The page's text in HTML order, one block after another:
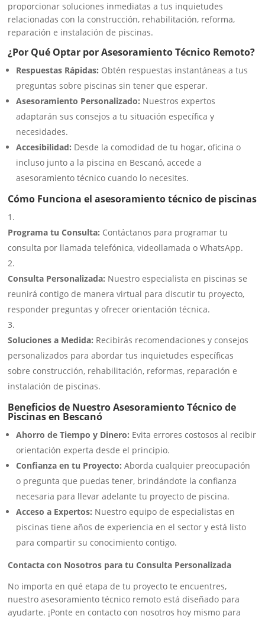
proporcionar soluciones inmediatas a tus inquietudes
relacionadas con la construcción, rehabilitación, reforma,
reparación e instalación de piscinas.
¿Por Qué Optar por Asesoramiento Técnico Remoto?
Respuestas Rápidas: Obtén respuestas instantáneas a tus
preguntas sobre piscinas sin tener que esperar.
Asesoramiento Personalizado: Nuestros expertos
adaptarán sus consejos a tu situación específica y
necesidades.
Accesibilidad: Desde la comodidad de tu hogar, oficina o
incluso junto a la piscina en Bescanó, accede a
asesoramiento técnico cuando lo necesites.
Cómo Funciona el asesoramiento técnico de piscinas
Programa tu Consulta: Contáctanos para programar tu
consulta por llamada telefónica, videollamada o WhatsApp.
Consulta Personalizada: Nuestro especialista en piscinas se
reunirá contigo de manera virtual para discutir tu proyecto,
responder preguntas y ofrecer orientación técnica.
Soluciones a Medida: Recibirás recomendaciones y consejos
personalizados para abordar tus inquietudes específicas
sobre construcción, rehabilitación, reformas, reparación e
instalación de piscinas.
Beneficios de Nuestro Asesoramiento Técnico de
Piscinas en Bescanó
Ahorro de Tiempo y Dinero: Evita errores costosos al recibir
orientación experta desde el principio.
Confianza en tu Proyecto: Aborda cualquier preocupación
o pregunta que puedas tener, brindándote la confianza
necesaria para llevar adelante tu proyecto de piscina.
Acceso a Expertos: Nuestro equipo de especialistas en
piscinas tiene años de experiencia en el sector y está listo
para compartir su conocimiento contigo.
Contacta con Nosotros para tu Consulta Personalizada
No importa en qué etapa de tu proyecto te encuentres,
nuestro asesoramiento técnico remoto está diseñado para
ayudarte. ¡Ponte en contacto con nosotros hoy mismo para